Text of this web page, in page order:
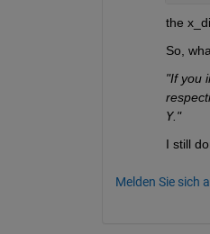
the
So,
"If you
Y."
I still
Melden Sie sich